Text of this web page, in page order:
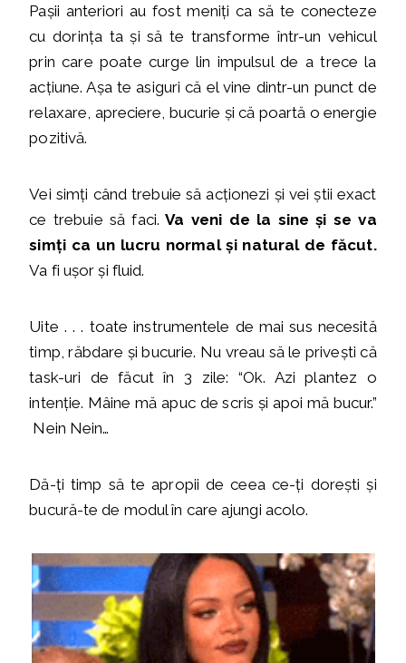
Pașii anteriori au fost meniți ca să te conecteze
cu dorința ta și să te transforme într-un vehicul
prin care poate curge lin impulsul de a trece la
acțiune. Așa te asiguri că el vine dintr-un punct de
relaxare, apreciere, bucurie și că poartă o energie
pozitivă.
Vei simți când trebuie să acționezi și vei știi exact
ce trebuie să faci. Va veni de la sine și se va
simți ca un lucru normal și natural de făcut.
Va fi ușor și fluid.
Uite . . . toate instrumentele de mai sus necesită
timp, răbdare și bucurie. Nu vreau să le privești că
task-uri de făcut în 3 zile: “Ok. Azi plantez o
intenție. Mâine mă apuc de scris și apoi mă bucur.”
Nein Nein…
Dă-ți timp să te apropii de ceea ce-ți dorești și
bucură-te de modul în care ajungi acolo.